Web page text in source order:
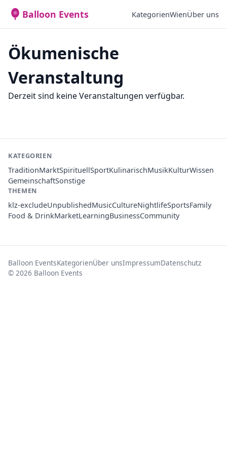
Balloon Events KategorienWienÜber uns
Ökumenische
Veranstaltung
Derzeit sind keine Veranstaltungen verfügbar.
KATEGORIEN
TraditionMarktSpirituellSportKulinarischMusikKulturWissen
GemeinschaftSonstige
THEMEN
klz-excludeUnpublishedMusicCultureNightlifeSportsFamily
Food & DrinkMarketLearningBusinessCommunity
Balloon EventsKategorienÜber unsImpressumDatenschutz
© 2026 Balloon Events